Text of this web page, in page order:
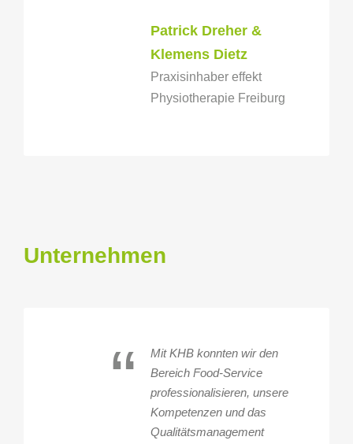
Patrick Dreher &
Klemens Dietz
Praxisinhaber effekt
Physiotherapie Freiburg
Unternehmen
“
Mit KHB konnten wir den
Bereich Food-Service
professionalisieren, unsere
Kompetenzen und das
Qualitätsmanagement